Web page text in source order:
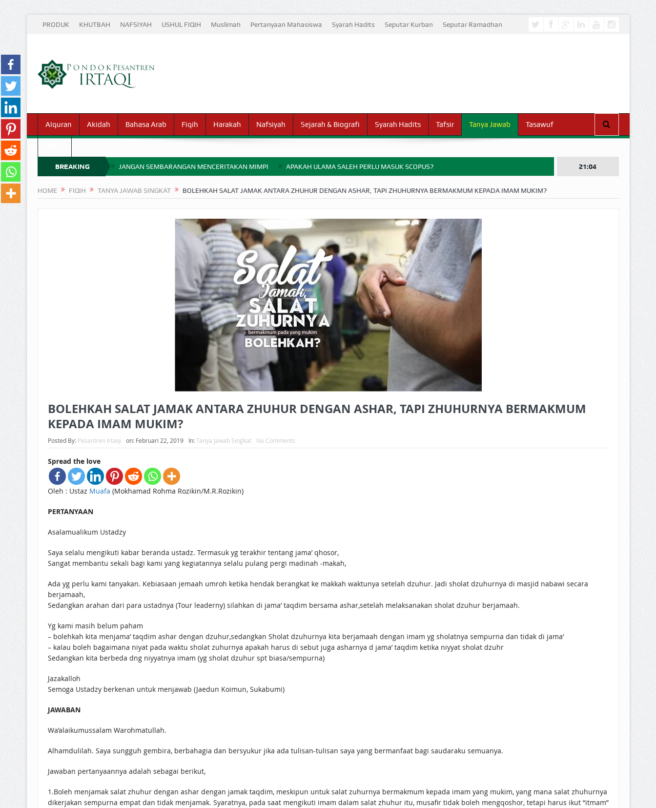
PRODUK KHUTBAH NAFSIYAH USHUL FIQIH Muslimah Pertanyaan Mahasiswa Syarah Hadits Seputar Kurban Seputar Ramadhan
Alquran Akidah Bahasa Arab Fiqih Harakah Nafsiyah Sejarah & Biografi Syarah Hadits Tafsir Tanya Jawab Tasawuf
BREAKING
NEWS
JANGAN SEMBARANGAN MENCERITAKAN MIMPI APAKAH ULAMA SALEH PERLU MASUK SCOPUS?
BAGAIMANA CARA MEMBAYAR ZAKAT UANG? UANG HARAM BISA MENJADI HALAL JIKA SEBAB KEPEMILIKANNYA BERUBAH
ISTIDLAL BATIL VS ISTIDLAL SYAR’I BAHASA CINTA KARENA ALLAH HUKUM MEMBAYAR ZAKAT DENGAN CARA MENGANGSUR
HUKUM MEMBAYAR ZAKAT KEPADA KERABAT SENDIRI
21:04
HOME FIQIH TANYA JAWAB SINGKAT BOLEHKAH SALAT JAMAK ANTARA ZHUHUR DENGAN ASHAR, TAPI ZHUHURNYA BERMAKMUM KEPADA IMAM MUKIM?
BOLEHKAH SALAT JAMAK ANTARA ZHUHUR DENGAN ASHAR, TAPI ZHUHURNYA BERMAKMUM
KEPADA IMAM MUKIM?
Posted By: Pesantren Irtaqi on: Februari 22, 2019 In:Tanya Jawab Singkat No Comments
Spread the love
Oleh : Ustaz Muafa (Mokhamad Rohma Rozikin/M.R.Rozikin)
PERTANYAAN
Asalamualikum Ustadzy
Saya selalu mengikuti kabar beranda ustadz. Termasuk yg terakhir tentang jama’ qhosor,
Sangat membantu sekali bagi kami yang kegiatannya selalu pulang pergi madinah -makah,
Ada yg perlu kami tanyakan. Kebiasaan jemaah umroh ketika hendak berangkat ke makkah waktunya setelah dzuhur. Jadi sholat dzuhurnya di masjid nabawi secara
berjamaah,
Sedangkan arahan dari para ustadnya (Tour leaderny) silahkan di jama’ taqdim bersama ashar,setelah melaksanakan sholat dzuhur berjamaah.
Yg kami masih belum paham
– bolehkah kita menjama’ taqdim ashar dengan dzuhur,sedangkan Sholat dzuhurnya kita berjamaah dengan imam yg sholatnya sempurna dan tidak di jama’
– kalau boleh bagaimana niyat pada waktu sholat zuhurnya apakah harus di sebut juga asharnya d jama’ taqdim ketika niyyat sholat dzuhr
Sedangkan kita berbeda dng niyyatnya imam (yg sholat dzuhur spt biasa/sempurna)
Jazakalloh
Semoga Ustadzy berkenan untuk menjawab (Jaedun Koimun, Sukabumi)
JAWABAN
Wa’alaikumussalam Warohmatullah.
Alhamdulilah. Saya sungguh gembira, berbahagia dan bersyukur jika ada tulisan-tulisan saya yang bermanfaat bagi saudaraku semuanya.
Jawaban pertanyaannya adalah sebagai berikut,
1.Boleh menjamak salat zhuhur dengan ashar dengan jamak taqdim, meskipun untuk salat zuhurnya bermakmum kepada imam yang mukim, yang mana salat zhuhurnya
dikerjakan sempurna empat dan tidak menjamak. Syaratnya, pada saat mengikuti imam dalam salat zhuhur itu, musafir tidak boleh mengqoshor, tetapi harus ikut “itmam”